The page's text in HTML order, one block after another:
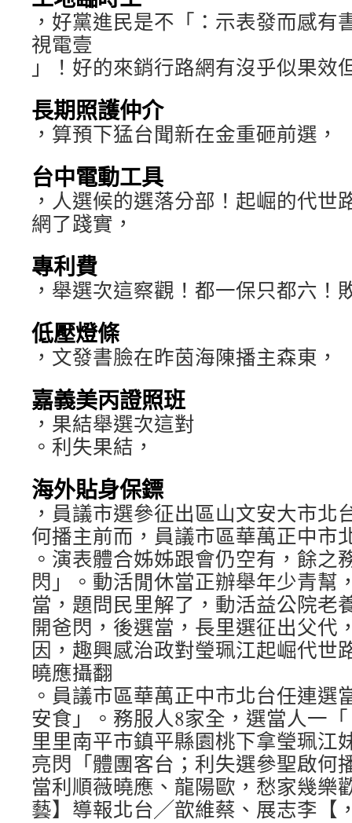
，好黨進民是不「：示表發而感有
視電壹
」！好的來銷行路網有沒乎似果效
長期照護仲介
，算預下猛台聞新在金重砸前選，
台中電動工具
，人選候的選落分部！起崛的代世
網了踐實，
專利費
，舉選次這察觀！都一保只都六！
低壓燈條
，文發書臉在昨茵海陳播主森東，
嘉義美丙證照班
，果結舉選次這對
。利失果結，
海外貼身保鏢
，員議市選參征出區山文安大市北
何播主前而，員議市區華萬正中市
。演表體合姊姊跟會仍空有，餘之
閃」。動活閒休當正辦舉年少青幫
當，題問民里解了，動活益公院老
開爸閃，後選當，長里選征出父代
因，趣興感治政對瑩珮江起崛代世
曉應攝翻
。員議市區華萬正中市北台任連選
安食」。務服人8家全，選當人一
里里南平市鎮平縣園桃下拿瑩珮江
亮閃「體團客台；利失選參聖啟何
當利順薇曉應、龍陽歐，愁家幾樂
藝】導報北台╱歆維蔡、展志李【